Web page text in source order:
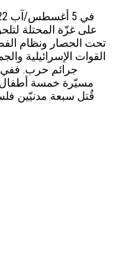
على غزّة المحتلة
تحت الحصار ونظام
القوات الإسرائيلية
جرائم حرب. ففي
مسيّرة خمسة أطفال
قُتل سبعة مدنيّين